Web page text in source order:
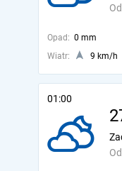
Opad: 0 mm
Wiatr:
9 km/h
01:00